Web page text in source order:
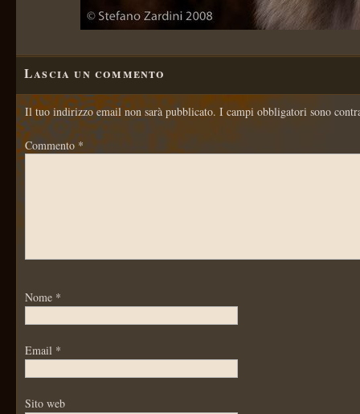
Lascia un commento
Il tuo indirizzo email non sarà pubblicato. I campi obbligatori sono
Commento *
Nome *
Email *
Sito web